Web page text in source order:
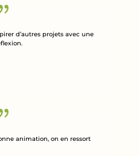
d’autres projets avec une
animation, on en ressort